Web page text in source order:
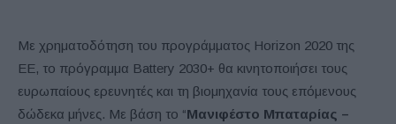
Με χρηματοδότηση του προγράμματος Horizon 2020 της
ΕΕ, το πρόγραμμα Battery 2030+ θα κινητοποιήσει τους
ευρωπαίους ερευνητές και τη βιομηχανία τους επόμενους
δώδεκα μήνες. Με βάση το “Μανιφέστο Μπαταρίας –